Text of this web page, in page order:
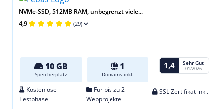
NVMe-SSD, 512MB RAM, unbegrenzt viele...
4,9 (29)
10 GB
Speicherplatz
1
Domains inkl.
1,4 Sehr Gut
01/2026
Kostenlose
Testphase
Für bis zu 2
Webprojekte
SSL Zertifikat inkl.